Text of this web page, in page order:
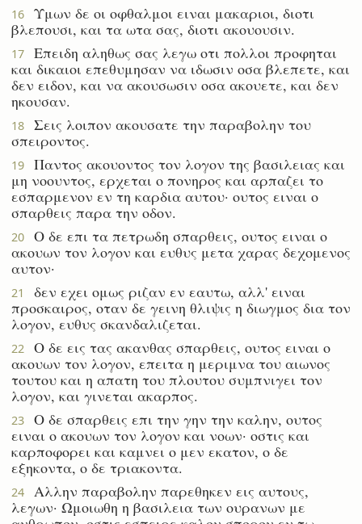
16
Υμων δε οι οφθαλμοι ειναι μακαριοι, διοτι
βλεπουσι, και τα ωτα σας, διοτι ακουουσιν.
17
Επειδη αληθως σας λεγω οτι πολλοι προφηται
και δικαιοι επεθυμησαν να ιδωσιν οσα βλεπετε, και
δεν ειδον, και να ακουσωσιν οσα ακουετε, και δεν
ηκουσαν.
18
Σεις λοιπον ακουσατε την παραβολην του
σπειροντος.
19
Παντος ακουοντος τον λογον της βασιλειας και
μη νοουντος, ερχεται ο πονηρος και αρπαζει το
εσπαρμενον εν τη καρδια αυτου· ουτος ειναι ο
σπαρθεις παρα την οδον.
20
Ο δε επι τα πετρωδη σπαρθεις, ουτος ειναι ο
ακουων τον λογον και ευθυς μετα χαρας δεχομενος
αυτον·
21
δεν εχει ομως ριζαν εν εαυτω, αλλ' ειναι
προσκαιρος, οταν δε γεινη θλιψις η διωγμος δια τον
λογον, ευθυς σκανδαλιζεται.
22
Ο δε εις τας ακανθας σπαρθεις, ουτος ειναι ο
ακουων τον λογον, επειτα η μεριμνα του αιωνος
τουτου και η απατη του πλουτου συμπνιγει τον
λογον, και γινεται ακαρπος.
23
Ο δε σπαρθεις επι την γην την καλην, ουτος
ειναι ο ακουων τον λογον και νοων· οστις και
καρποφορει και καμνει ο μεν εκατον, ο δε
εξηκοντα, ο δε τριακοντα.
24
Αλλην παραβολην παρεθηκεν εις αυτους,
λεγων· Ωμοιωθη η βασιλεια των ουρανων με